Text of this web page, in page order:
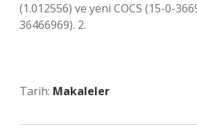
(1.012556) ve yeni COCS (15-0-
36466969). 2.
Tarih: Makaleler